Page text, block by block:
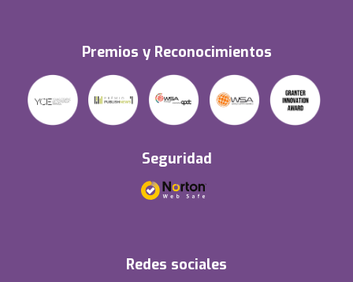
Premios y Reconocimientos
Seguridad
Redes sociales